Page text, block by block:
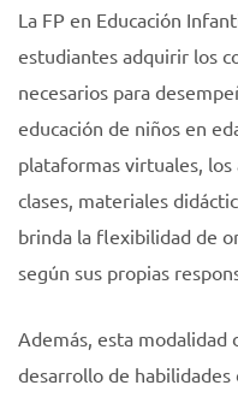
La FP en Educación
estudiantes adquirir los
necesarios para
educación de niños en
plataformas virtuales,
clases, materiales
brinda la flexibilidad de
según sus propias
Además, esta
desarrollo de